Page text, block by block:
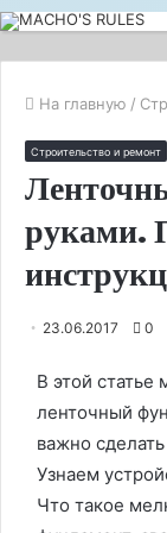
На главную /
Строительство и ремонт
руками.
23.06.2017 0
В этой статье
ленточный
важно
Узнаем
Что такое